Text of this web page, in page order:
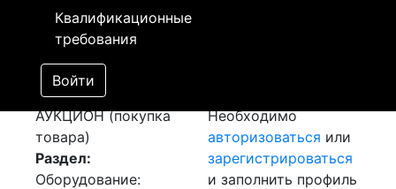
Квалификационные
требования
Войти
Закупка:
Компрессор
[Завершен]
Победитель выбран
Лот №:2406
АУКЦИОН (покупка
товара)
Раздел:
Оборудование:
Необходимо
авторизоваться или
зарегистрироваться
и заполнить профиль